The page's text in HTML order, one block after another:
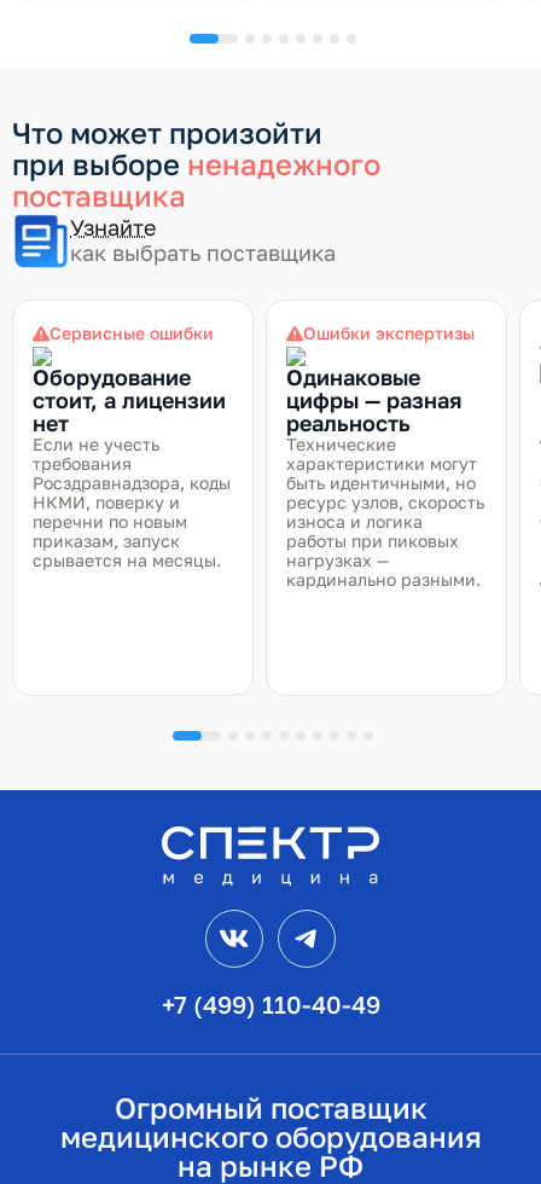
Что может произойти
при выборе ненадежного
поставщика
Узнайте
как выбрать поставщика
Сервисные ошибки
Оборудование
стоит, а лицензии
нет
Если не учесть
требования
Росздравнадзора, коды
НКМИ, поверку и
перечни по новым
приказам, запуск
срывается на месяцы.
Ошибки экспертизы
Одинаковые
цифры — разная
реальность
Технические
характеристики могут
быть идентичными, но
ресурс узлов, скорость
износа и логика
работы при пиковых
нагрузках —
кардинально разными.
+7 (499) 110-40-49
VK
Огромный поставщик
медицинского оборудования
на рынке РФ